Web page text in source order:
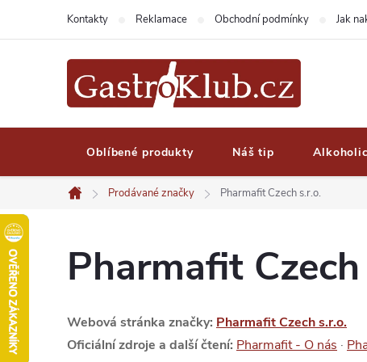
Kontakty Reklamace Obchodní podmínky Jak
Oblíbené produkty Náš tip
Domů
Prodávané značky Pharmafit Czech s.r.o.
Pharmafit Czech
Webová stránka značky: Pharmafit Czech s.r.o.
Oficiální zdroje a další čtení: Pharmafit - O nás ·